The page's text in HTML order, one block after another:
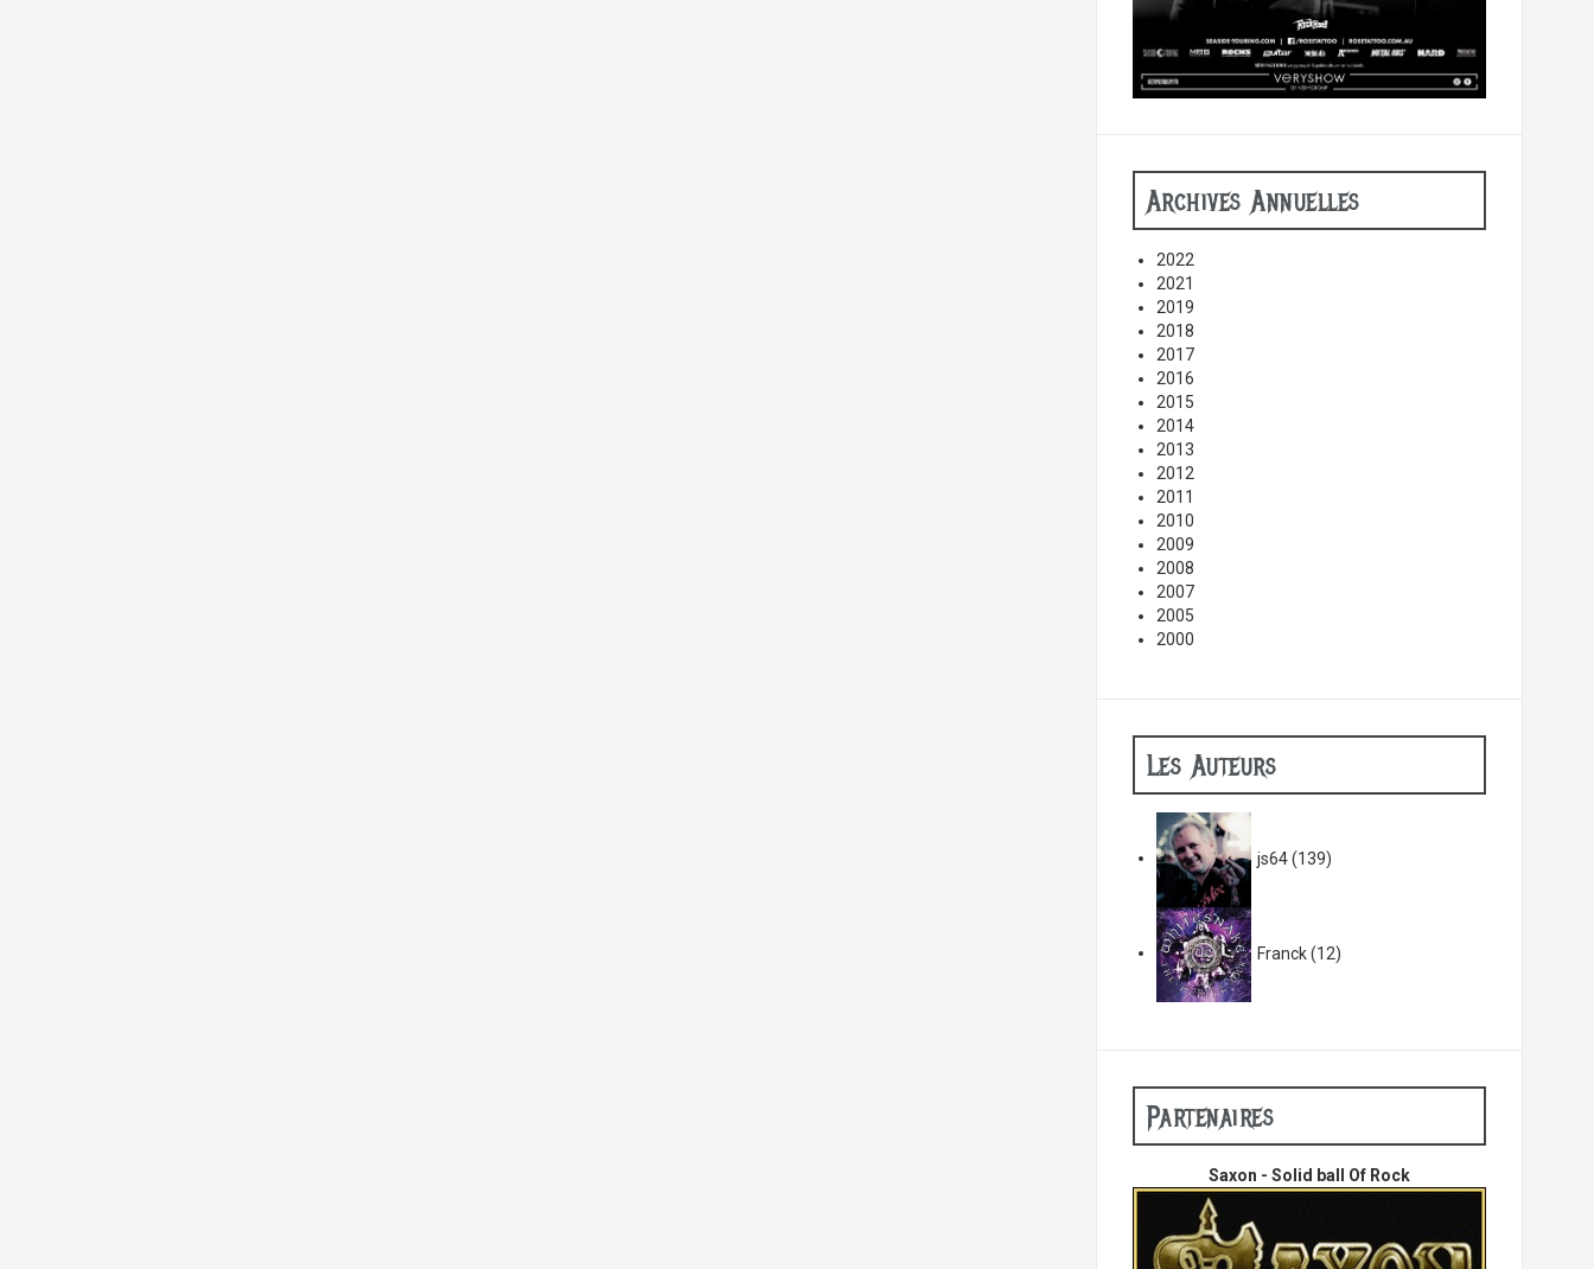
Archives Annuelles
2022
2021
2019
2018
2017
2016
2015
2014
2013
2012
2011
2010
2009
2008
2007
2005
2000
Les Auteurs
js64(139)
Franck(12)
Partenaires
Saxon - Solid ball Of Rock